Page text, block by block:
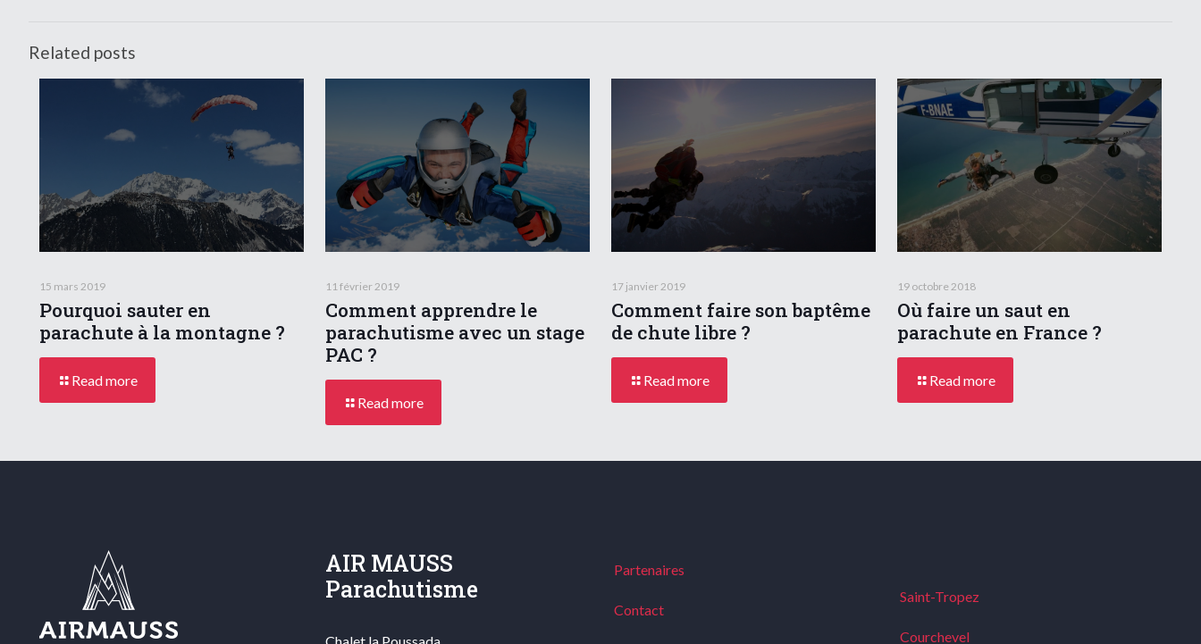
Related posts
15 mars 2019
Pourquoi sauter en
parachute à la montagne ?
Read more
11 février 2019
Comment apprendre le
parachutisme avec un stage
PAC ?
Read more
17 janvier 2019
Comment faire son baptême
de chute libre ?
Read more
19 octobre 2018
Où faire un saut en
parachute en France ?
Read more
AIR MAUSS
Parachutisme
Partenaires
Contact
Saint-Tropez
Courchevel